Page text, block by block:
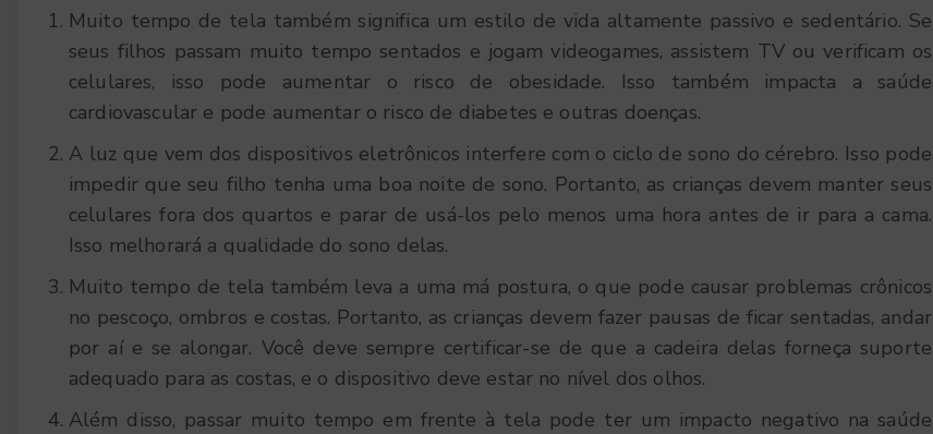
Muito tempo de tela também significa um estilo de vida altamente passivo e sedentário. Se
seus filhos passam muito tempo sentados e jogam videogames, assistem TV ou verificam os
celulares, isso pode aumentar o risco de obesidade. Isso também impacta a saúde
cardiovascular e pode aumentar o risco de diabetes e outras doenças.
A luz que vem dos dispositivos eletrônicos interfere com o ciclo de sono do cérebro. Isso pode
impedir que seu filho tenha uma boa noite de sono. Portanto, as crianças devem manter seus
celulares fora dos quartos e parar de usá-los pelo menos uma hora antes de ir para a cama.
Isso melhorará a qualidade do sono delas.
Muito tempo de tela também leva a uma má postura, o que pode causar problemas crônicos
no pescoço, ombros e costas. Portanto, as crianças devem fazer pausas de ficar sentadas, andar
por aí e se alongar. Você deve sempre certificar-se de que a cadeira delas forneça suporte
adequado para as costas, e o dispositivo deve estar no nível dos olhos.
Além disso, passar muito tempo em frente à tela pode ter um impacto negativo na saúde